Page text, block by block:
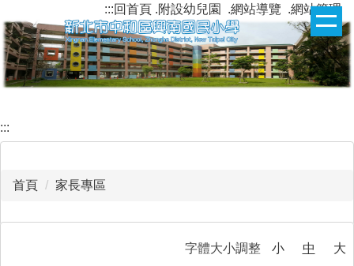
到
主
要
內
區
:::回首頁 .附設幼兒園 .網站導覽 .網站管理
:::
首頁 家長專區
字體大小調整 小 中
大